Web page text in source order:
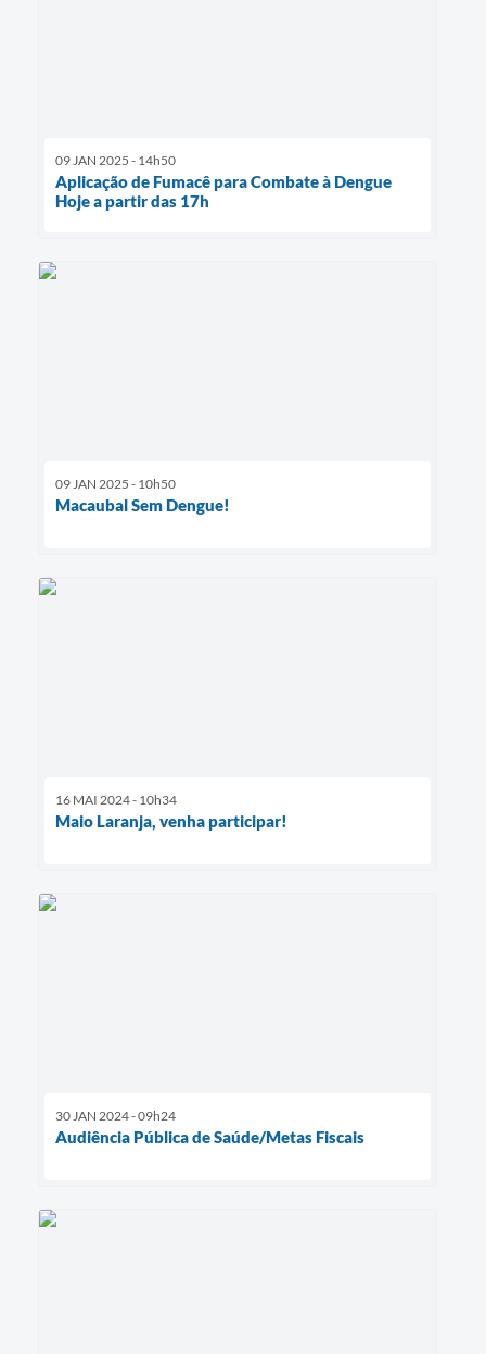
09 JAN 2025 - 14h50
Aplicação de Fumacê para Combate à Dengue
Hoje a partir das 17h
09 JAN 2025 - 10h50
Macaubal Sem Dengue!
16 MAI 2024 - 10h34
Maio Laranja, venha participar!
30 JAN 2024 - 09h24
Audiência Pública de Saúde/Metas Fiscais